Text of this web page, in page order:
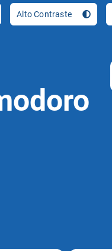
Alto Contraste